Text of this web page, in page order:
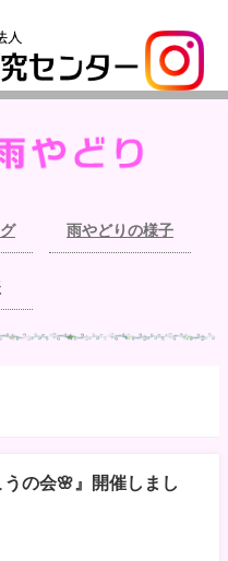
雨やどりの様子
の会🌸』開催しまし